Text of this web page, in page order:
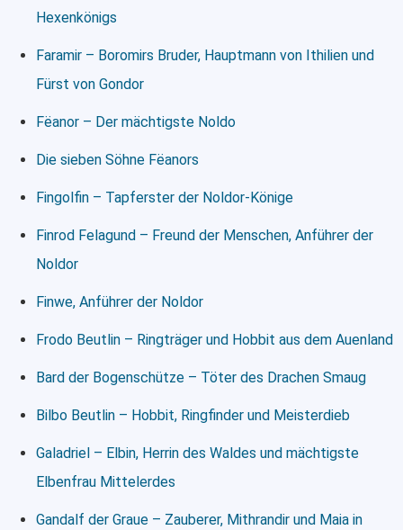
Hexenkönigs
Faramir – Boromirs Bruder, Hauptmann von Ithilien und
Fürst von Gondor
Fëanor – Der mächtigste Noldo
Die sieben Söhne Fëanors
Fingolfin – Tapferster der Noldor-Könige
Finrod Felagund – Freund der Menschen, Anführer der
Noldor
Finwe, Anführer der Noldor
Frodo Beutlin – Ringträger und Hobbit aus dem Auenland
Bard der Bogenschütze – Töter des Drachen Smaug
Bilbo Beutlin – Hobbit, Ringfinder und Meisterdieb
Galadriel – Elbin, Herrin des Waldes und mächtigste
Elbenfrau Mittelerdes
Gandalf der Graue – Zauberer, Mithrandir und Maia in